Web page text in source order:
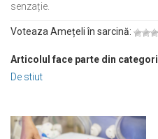
senzație.
Voteaza Amețeli în sarcină:
Articolul face parte din
De stiut